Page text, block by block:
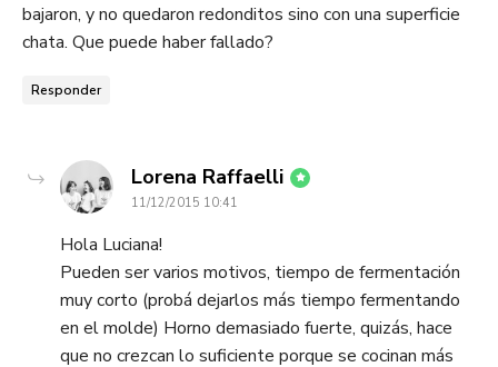
bajaron, y no quedaron redonditos sino con una superficie
chata. Que puede haber fallado?
Responder
Lorena Raffaelli dice:
11/12/2015 10:41
Hola Luciana!
Pueden ser varios motivos, tiempo de fermentación
muy corto (probá dejarlos más tiempo fermentando
en el molde) Horno demasiado fuerte, quizás, hace
que no crezcan lo suficiente porque se cocinan más